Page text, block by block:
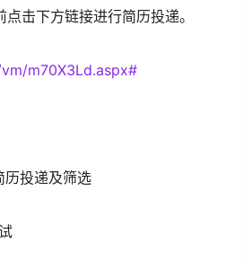
击下方链接进行简历投递。
m70X3Ld.aspx#
投递及筛选